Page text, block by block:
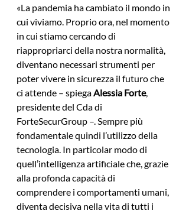
«La pandemia ha cambiato il mondo in
cui viviamo. Proprio ora, nel momento
in cui stiamo cercando di
riappropriarci della nostra normalità,
diventano necessari strumenti per
poter vivere in sicurezza il futuro che
ci attende – spiega Alessia Forte,
presidente del Cda di
ForteSecurGroup –. Sempre più
fondamentale quindi l’utilizzo della
tecnologia. In particolar modo di
quell’intelligenza artificiale che, grazie
alla profonda capacità di
comprendere i comportamenti umani,
diventa decisiva nella vita di tutti i